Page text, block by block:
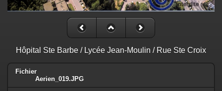
Hôpital Ste Barbe / Lycée Jean-Moulin / Rue Ste Croix
Fichier
Aerien_019.JPG